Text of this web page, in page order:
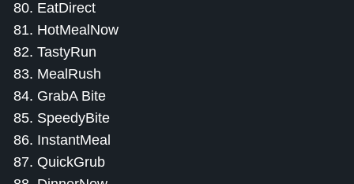
80. EatDirect
81. HotMealNow
82. TastyRun
83. MealRush
84. GrabA Bite
85. SpeedyBite
86. InstantMeal
87. QuickGrub